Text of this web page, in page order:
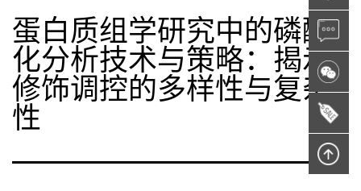
蛋白质组学研究中的磷酸
化分析技术与策略：揭示
修饰调控的多样性与复杂
性